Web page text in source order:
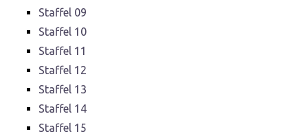
Staffel 09
Staffel 10
Staffel 11
Staffel 12
Staffel 13
Staffel 14
Staffel 15